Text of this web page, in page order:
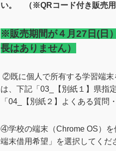
い。 （※QRコード付き販売用
※販売期間が４月27日(日
長はありません）
②既に個人で所有する学習端
は、下記「03
【別紙１】県指
「04
【別紙２】よくある質問
④学校の端末（Chrome OS）
端末借用希望」を選択してくだ